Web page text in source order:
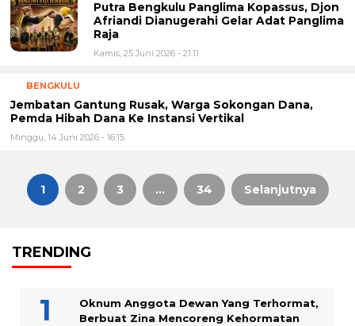
Putra Bengkulu Panglima Kopassus, Djon
Afriandi Dianugerahi Gelar Adat Panglima
Raja
Kamis, 25 Juni 2026 - 21:11
BENGKULU
Jembatan Gantung Rusak, Warga Sokongan Dana,
Pemda Hibah Dana Ke Instansi Vertikal
Minggu, 14 Juni 2026 - 16:15
Paginasi
pos
1 2 3 … 34 Selanjutnya
TRENDING
Oknum Anggota Dewan Yang Terhormat,
Berbuat Zina Mencoreng Kehormatan